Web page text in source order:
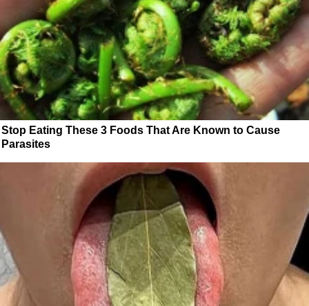
Stop Eating These 3 Foods That Are Known to Cause
Parasites